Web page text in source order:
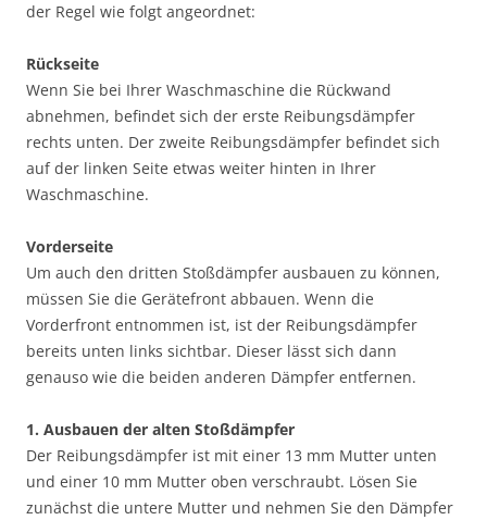
der Regel wie folgt angeordnet:
Rückseite
Wenn Sie bei Ihrer Waschmaschine die Rückwand
abnehmen, befindet sich der erste Reibungsdämpfer
rechts unten. Der zweite Reibungsdämpfer befindet sich
auf der linken Seite etwas weiter hinten in Ihrer
Waschmaschine.
Vorderseite
Um auch den dritten Stoßdämpfer ausbauen zu können,
müssen Sie die Gerätefront abbauen. Wenn die
Vorderfront entnommen ist, ist der Reibungsdämpfer
bereits unten links sichtbar. Dieser lässt sich dann
genauso wie die beiden anderen Dämpfer entfernen.
1. Ausbauen der alten Stoßdämpfer
Der Reibungsdämpfer ist mit einer 13 mm Mutter unten
und einer 10 mm Mutter oben verschraubt. Lösen Sie
zunächst die untere Mutter und nehmen Sie den Dämpfer